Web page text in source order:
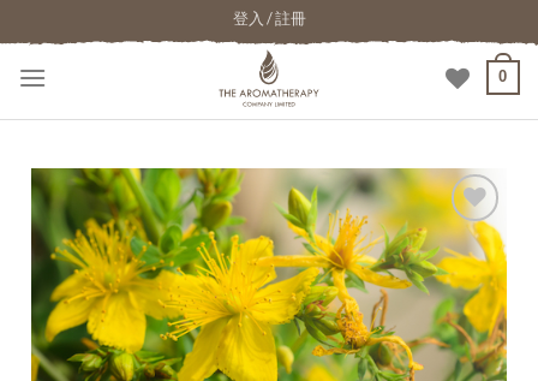
登入 / 註冊
0
加入
願望
清單